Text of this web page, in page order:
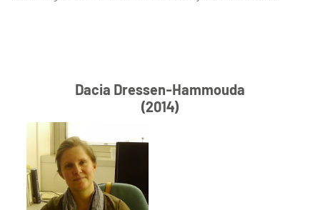
Dacia Dressen-Hammouda
(2014)